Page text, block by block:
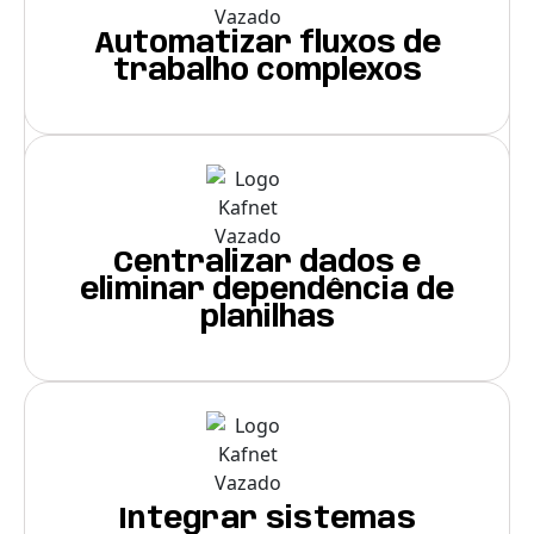
críticos
Automatizar fluxos de
trabalho complexos
Centralizar dados e
eliminar dependência de
planilhas
Integrar sistemas